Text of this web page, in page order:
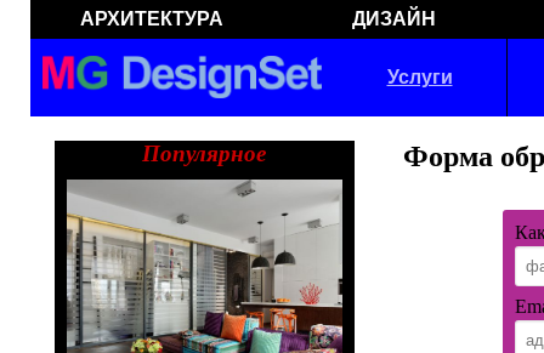
АРХИТЕКТУРА ДИЗАЙН
Услуги
Популярное Форма